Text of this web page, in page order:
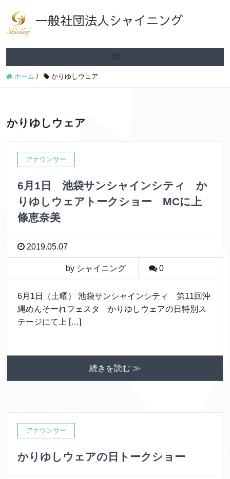
一般社団法人シャイニング
ホーム / かりゆしウェア
かりゆしウェア
アナウンサー
6月1日 池袋サンシャインシティ か
りゆしウェアトークショー MCに上
條恵奈美
2019.05.07
by シャイニング 0
6月1日（土曜） 池袋サンシャインシティ 第11回沖
縄めんそーれフェスタ かりゆしウェアの日特別ス
テージにて上 […]
続きを読む ≫
アナウンサー
かりゆしウェアの日トークショー